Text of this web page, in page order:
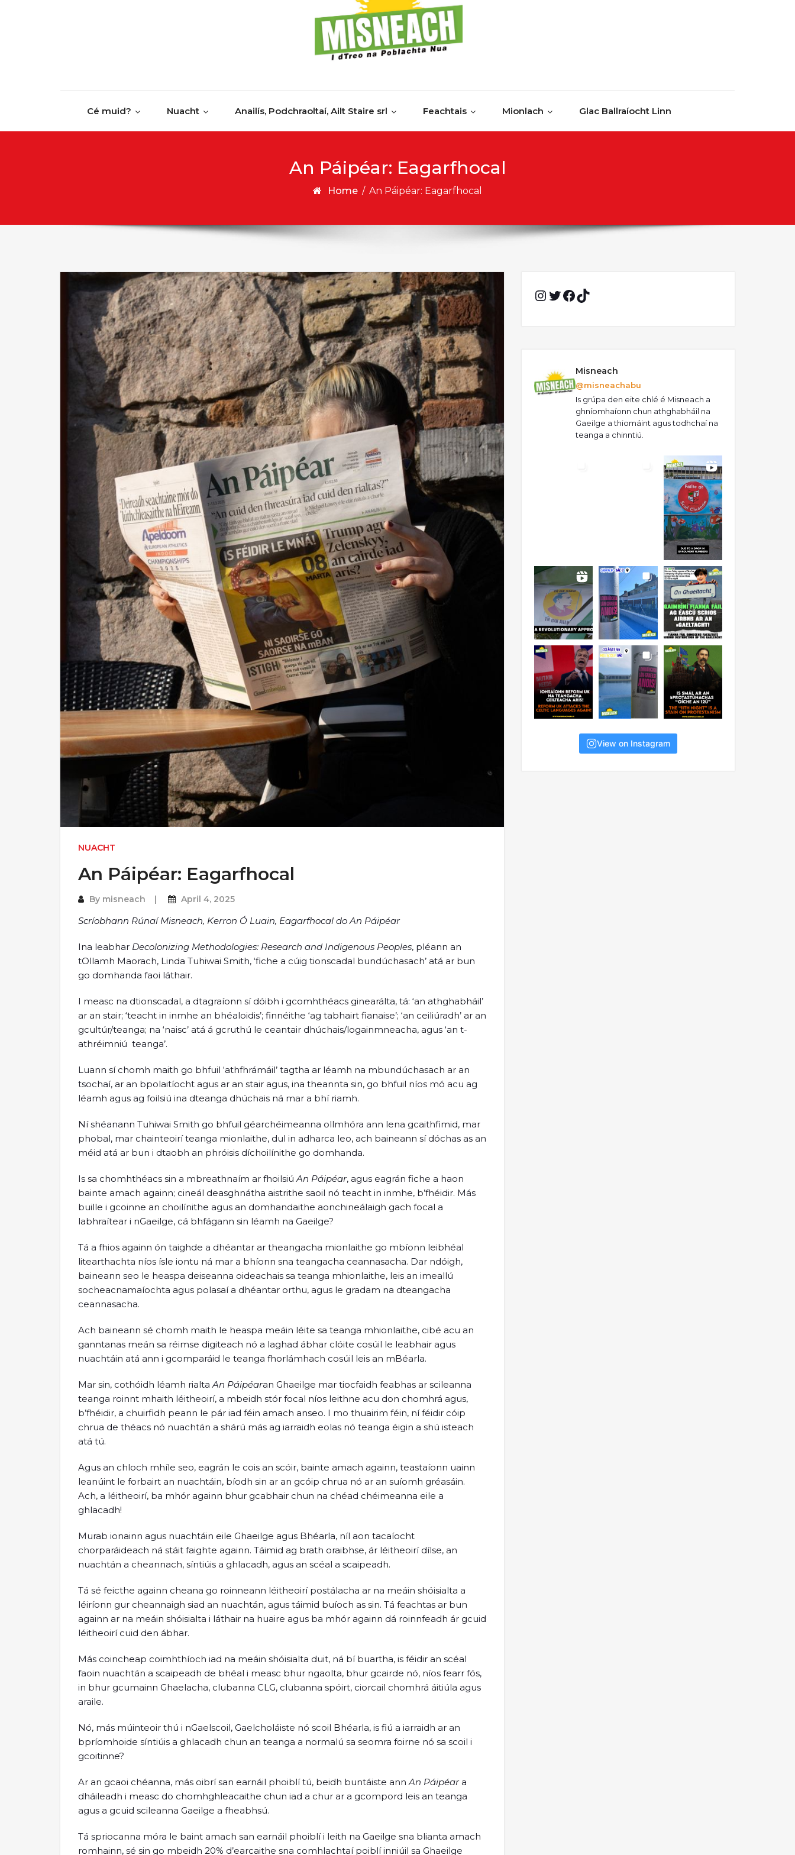
Cé muid? Nuacht Anailís, Podchraoltaí, Ailt Staire srl Feachtais Mionlach Glac Ballraíocht Linn
An Páipéar: Eagarfhocal
Home / An Páipéar: Eagarfhocal
NUACHT
An Páipéar: Eagarfhocal
By misneach April 4, 2025
Scríobhann Rúnaí Misneach, Kerron Ó Luain, Eagarfhocal do An Páipéar
Ina leabhar Decolonizing Methodologies: Research and Indigenous Peoples, pléann an
tOllamh Maorach, Linda Tuhiwai Smith, ‘fiche a cúig tionscadal bundúchasach’ atá ar bun
go domhanda faoi láthair.
I measc na dtionscadal, a dtagraíonn sí dóibh i gcomhthéacs ginearálta, tá: ‘an athghabháil’
ar an stair; ‘teacht in inmhe an bhéaloidis’; finnéithe ‘ag tabhairt fianaise’; ‘an ceiliúradh’ ar an
gcultúr/teanga; na ‘naisc’ atá á gcruthú le ceantair dhúchais/logainmneacha, agus ‘an t-
athréimniú teanga’.
Luann sí chomh maith go bhfuil ‘athfhrámáil’ tagtha ar léamh na mbundúchasach ar an
tsochaí, ar an bpolaitíocht agus ar an stair agus, ina theannta sin, go bhfuil níos mó acu ag
léamh agus ag foilsiú ina dteanga dhúchais ná mar a bhí riamh.
Ní shéanann Tuhiwai Smith go bhfuil géarchéimeanna ollmhóra ann lena gcaithfimid, mar
phobal, mar chainteoirí teanga mionlaithe, dul in adharca leo, ach baineann sí dóchas as an
méid atá ar bun i dtaobh an phróisis díchoilínithe go domhanda.
Is sa chomhthéacs sin a mbreathnaím ar fhoilsiú An Páipéar, agus eagrán fiche a haon
bainte amach againn; cineál deasghnátha aistrithe saoil nó teacht in inmhe, b’fhéidir. Más
buille i gcoinne an choilínithe agus an domhandaithe aonchineálaigh gach focal a
labhraítear i nGaeilge, cá bhfágann sin léamh na Gaeilge?
Tá a fhios againn ón taighde a dhéantar ar theangacha mionlaithe go mbíonn leibhéal
litearthachta níos ísle iontu ná mar a bhíonn sna teangacha ceannasacha. Dar ndóigh,
baineann seo le heaspa deiseanna oideachais sa teanga mhionlaithe, leis an imeallú
socheacnamaíochta agus polasaí a dhéantar orthu, agus le gradam na dteangacha
ceannasacha.
Ach baineann sé chomh maith le heaspa meáin léite sa teanga mhionlaithe, cibé acu an
ganntanas meán sa réimse digiteach nó a laghad ábhar clóite cosúil le leabhair agus
nuachtáin atá ann i gcomparáid le teanga fhorlámhach cosúil leis an mBéarla.
Mar sin, cothóidh léamh rialta An Páipéaran Ghaeilge mar tiocfaidh feabhas ar scileanna
teanga roinnt mhaith léitheoirí, a mbeidh stór focal níos leithne acu don chomhrá agus,
b’fhéidir, a chuirfidh peann le pár iad féin amach anseo. I mo thuairim féin, ní féidir cóip
chrua de théacs nó nuachtán a shárú más ag iarraidh eolas nó teanga éigin a shú isteach
atá tú.
Agus an chloch mhíle seo, eagrán le cois an scóir, bainte amach againn, teastaíonn uainn
leanúint le forbairt an nuachtáin, bíodh sin ar an gcóip chrua nó ar an suíomh gréasáin.
Ach, a léitheoirí, ba mhór againn bhur gcabhair chun na chéad chéimeanna eile a
ghlacadh!
Murab ionainn agus nuachtáin eile Ghaeilge agus Bhéarla, níl aon tacaíocht
chorparáideach ná stáit faighte againn. Táimid ag brath oraibhse, ár léitheoirí dílse, an
nuachtán a cheannach, síntiúis a ghlacadh, agus an scéal a scaipeadh.
Tá sé feicthe againn cheana go roinneann léitheoirí postálacha ar na meáin shóisialta a
léiríonn gur cheannaigh siad an nuachtán, agus táimid buíoch as sin. Tá feachtas ar bun
againn ar na meáin shóisialta i láthair na huaire agus ba mhór againn dá roinnfeadh ár gcuid
léitheoirí cuid den ábhar.
Más coincheap coimhthíoch iad na meáin shóisialta duit, ná bí buartha, is féidir an scéal
faoin nuachtán a scaipeadh de bhéal i measc bhur ngaolta, bhur gcairde nó, níos fearr fós,
in bhur gcumainn Ghaelacha, clubanna CLG, clubanna spóirt, ciorcail chomhrá áitiúla agus
araile.
Nó, más múinteoir thú i nGaelscoil, Gaelcholáiste nó scoil Bhéarla, is fiú a iarraidh ar an
bpríomhoide síntiúis a ghlacadh chun an teanga a normalú sa seomra foirne nó sa scoil i
gcoitinne?
Ar an gcaoi chéanna, más oibrí san earnáil phoiblí tú, beidh buntáiste ann An Páipéar a
dháileadh i measc do chomhghleacaithe chun iad a chur ar a gcompord leis an teanga
agus a gcuid scileanna Gaeilge a fheabhsú.
Tá spriocanna móra le baint amach san earnáil phoiblí i leith na Gaeilge sna blianta amach
romhainn, sé sin go mbeidh 20% d’earcaithe sna comhlachtaí poiblí inniúil sa Ghaeilge
Instagram
TwitterFacebook
Misneach
@misneachabu
Is grúpa den eite chlé é Misneach a
ghníomhaíonn chun athghabháil na
Gaeilge a thiomáint agus todhchaí na
teanga a chinntiú.
View on Instagram